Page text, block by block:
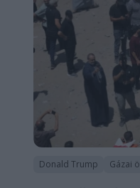
Donald Trump Gázai